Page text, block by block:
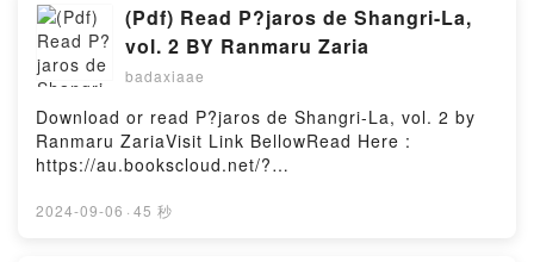
injustamente del asesinato de su padre, un poderoso
banquero. Davina, sin saberlo, ha sido v?ctima de
un vil complot urdido por una enigm?tica y bella
institutriz y un cochero arrogante y siniestro.
Obligada por las circunstancias, Davina escapa
azarosamente a la lejana Sud?frica, un pa?s
convulsionado por la fiebre de los diamantes y la
guerra de los b?ers, donde intentar? rehacer su
vida…Reading Nido de serpientesDownload Nido de
(Pdf) Read P?jaros de Shangri-La,
vol. 2 BY Ranmaru Zaria
badaxiaae
Download or read P?jaros de Shangri-La, vol. 2 by
Ranmaru ZariaVisit Link BellowRead Here :
https://au.bookscloud.net/?
MOBI, DOC, Kindle, Audiobook, etc.Description : #1
2024-09-06 · 45 秒